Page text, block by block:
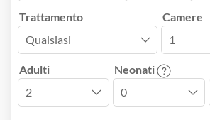
Trattamento Camere
Adulti Neonati